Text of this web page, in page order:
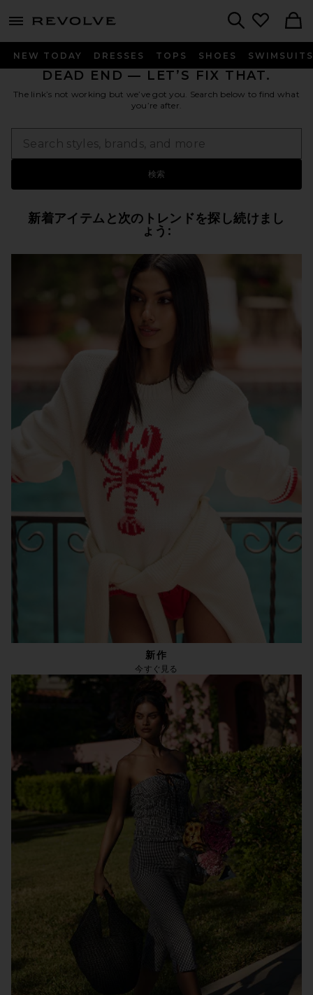
menu - shows more content
NEW TODAY DRESSES TOPS SHOES SWIMSUITS
DEAD END — LET’S FIX THAT.
The link’s not working but we’ve got you. Search below to find what
you’re after.
検索
新着アイテムと次のトレンドを探し続けまし
ょう:
新作
今すぐ見る